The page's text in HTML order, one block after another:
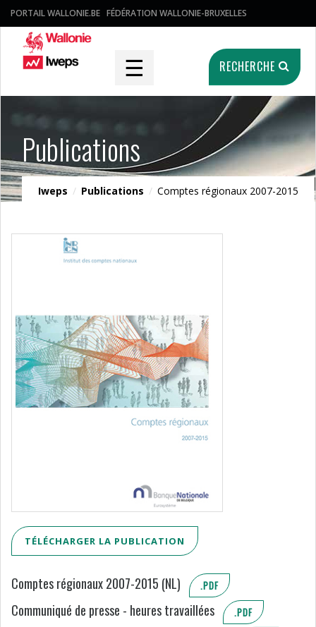
PORTAIL WALLONIE.BE FÉDÉRATION WALLONIE-BRUXELLES
☰ RECHERCHE
Publications
Iweps / Publications / Comptes régionaux 2007-2015
TÉLÉCHARGER LA PUBLICATION
Comptes régionaux 2007-2015 (NL) .PDF
Communiqué de presse - heures travaillées .PDF